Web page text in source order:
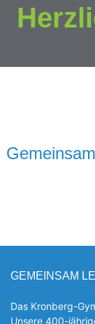
GEMEINSAM
Das Kronberg-
Unsere 400-